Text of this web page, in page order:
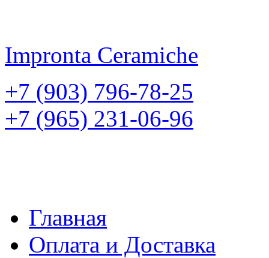
Impronta Ceramiche
+7 (903) 796-78-25
+7 (965) 231-06-96
Главная
Оплата и Доставка